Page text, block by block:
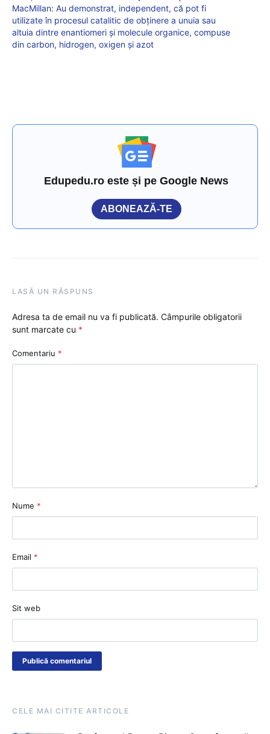
MacMillan: Au demonstrat, independent, că pot fi
utilizate în procesul catalitic de obținere a unuia sau
altuia dintre enantiomeri și molecule organice, compuse
din carbon, hidrogen, oxigen și azot
Edupedu.ro este și pe Google News
ABONEAZĂ-TE
LASĂ UN RĂSPUNS
Adresa ta de email nu va fi publicată. Câmpurile obligatorii
sunt marcate cu *
Comentariu *
Nume *
Email *
Sit web
CELE MAI CITITE ARTICOLE